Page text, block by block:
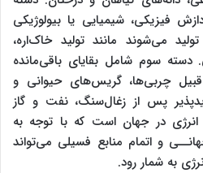
فیزیکی، شیمیایی یا بیولوژیکی
می‌شوند مانند تولید خاک‌اره،
دسته سوم شامل بقایای باقی‌مانده
چربی‌ها، گریس‌های حیوانی و
پس از زغال‌سنگ، نفت و گاز
در جهان است که با توجه به
و اتمام منابع فسیلی می‌تواند
به شمار رود.